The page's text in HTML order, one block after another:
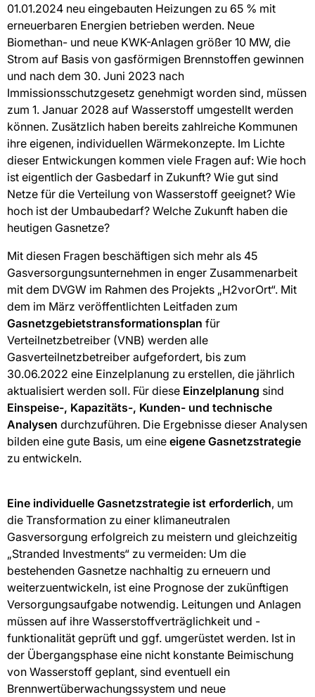
01.01.2024 neu eingebauten Heizungen zu 65 % mit
erneuerbaren Energien betrieben werden. Neue
Biomethan- und neue KWK-Anlagen größer 10 MW, die
Strom auf Basis von gasförmigen Brennstoffen gewinnen
und nach dem 30. Juni 2023 nach
Immissionsschutzgesetz genehmigt worden sind, müssen
zum 1. Januar 2028 auf Wasserstoff umgestellt werden
können. Zusätzlich haben bereits zahlreiche Kommunen
ihre eigenen, individuellen Wärmekonzepte. Im Lichte
dieser Entwickungen kommen viele Fragen auf: Wie hoch
ist eigentlich der Gasbedarf in Zukunft? Wie gut sind
Netze für die Verteilung von Wasserstoff geeignet? Wie
hoch ist der Umbaubedarf? Welche Zukunft haben die
heutigen Gasnetze?
Mit diesen Fragen beschäftigen sich mehr als 45
Gasversorgungsunternehmen in enger Zusammenarbeit
mit dem DVGW im Rahmen des Projekts „H2vorOrt“. Mit
dem im März veröffentlichten Leitfaden zum
Gasnetzgebietstransformationsplan für
Verteilnetzbetreiber (VNB) werden alle
Gasverteilnetzbetreiber aufgefordert, bis zum
30.06.2022 eine Einzelplanung zu erstellen, die jährlich
aktualisiert werden soll. Für diese Einzelplanung sind
Einspeise-, Kapazitäts-, Kunden- und technische
Analysen durchzuführen. Die Ergebnisse dieser Analysen
bilden eine gute Basis, um eine eigene Gasnetzstrategie
zu entwickeln.
Eine individuelle Gasnetzstrategie ist erforderlich, um
die Transformation zu einer klimaneutralen
Gasversorgung erfolgreich zu meistern und gleichzeitig
„Stranded Investments“ zu vermeiden: Um die
bestehenden Gasnetze nachhaltig zu erneuern und
weiterzuentwickeln, ist eine Prognose der zukünftigen
Versorgungsaufgabe notwendig. Leitungen und Anlagen
müssen auf ihre Wasserstoffverträglichkeit und -
funktionalität geprüft und ggf. umgerüstet werden. Ist in
der Übergangsphase eine nicht konstante Beimischung
von Wasserstoff geplant, sind eventuell ein
Brennwertüberwachungssystem und neue